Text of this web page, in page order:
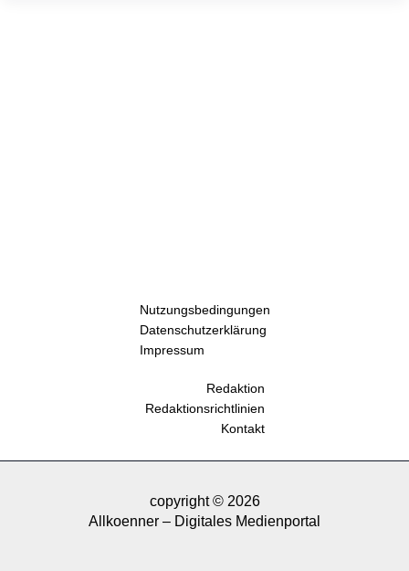
Nutzungsbedingungen
Datenschutzerklärung
Impressum
Redaktion
Redaktionsrichtlinien
Kontakt
copyright © 2026
Allkoenner – Digitales Medienportal